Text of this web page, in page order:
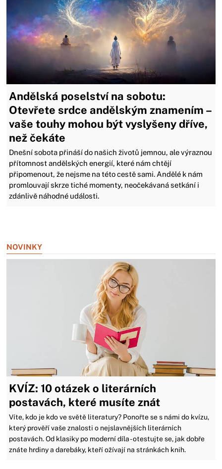
Andělská poselství na sobotu:
Otevřete srdce andělským znamením –
vaše touhy mohou být vyslyšeny dříve,
než čekáte
Dnešní sobota přináší do našich životů jemnou, ale výraznou
přítomnost andělských energií, které nám chtějí
připomenout, že nejsme na této cestě sami. Andělé k nám
promlouvají skrze tiché momenty, neočekávaná setkání i
zdánlivě náhodné události.
NOVINKY
KVÍZ: 10 otázek o literárních
postavách, které musíte znát
Víte, kdo je kdo ve světě literatury? Ponořte se s námi do kvízu,
který prověří vaše znalosti o nejslavnějších literárních
postavách. Od klasiky po moderní díla - otestujte se, jak dobře
znáte hrdiny a darebáky, kteří ožívají na stránkách knih.